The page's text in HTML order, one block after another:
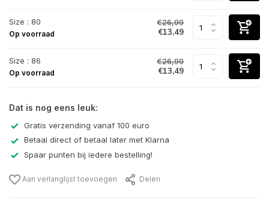
Size : 80
Op voorraad
€26,99
€13,49
Size : 86
Op voorraad
€26,99
€13,49
Dat is nog eens leuk:
Gratis verzending vanaf 100 euro
Betaal direct of betaal later met Klarna
Spaar punten bij iedere bestelling!
Aan verlanglijst toevoegen Delen